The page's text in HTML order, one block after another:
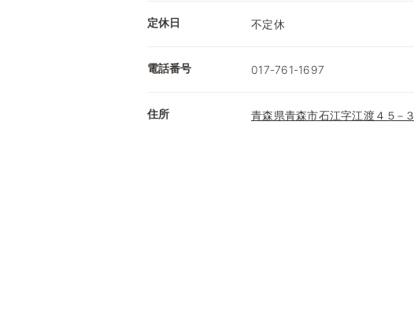
定休日 不定休
電話番号 017-761-1697
住所 青森県青森市石江字江渡４５−３